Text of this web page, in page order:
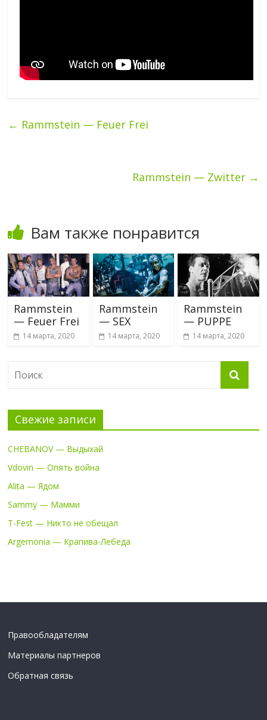
← Rammstein — Feuer Frei
Rammstein — Zwitter →
Вам также понравится
Rammstein
— Feuer Frei
14 марта, 2020
Rammstein
— SEX
14 марта, 2020
Rammstein
— PUPPE
14 марта, 2020
Свежие записи
CHEBANOV — Выдыхай
Vdovin — Опять война
Alita — Ядом
Sammy — Мамми
T-Fest — Никто не обещал
Argemonia — Крапива-Лебеда
Правообладателям
Материалы партнеров
Обратная связь